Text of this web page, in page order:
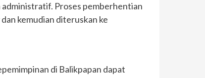
administratif. Proses pemberhentian
kemudian diteruskan ke
di Balikpapan dapat